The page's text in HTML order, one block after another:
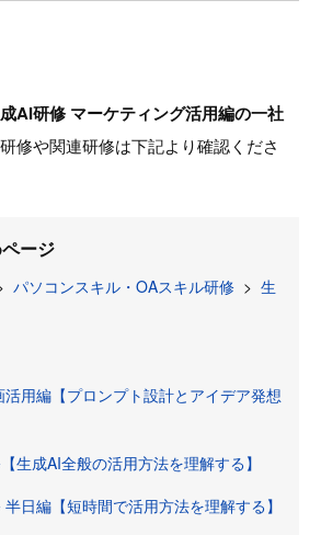
AI研修 マーケティング活用編の一社
修や関連研修は下記より確認くださ
ージ
パソコンスキル・OAスキル研修 > 生
用編【プロンプト設計とアイデア発想
生成AI全般の活用方法を理解する】
日編【短時間で活用方法を理解する】